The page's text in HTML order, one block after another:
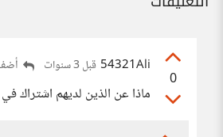
0
54321Ali قبل 3 سنوات
ماذا عن الذين لديهم اشتراك